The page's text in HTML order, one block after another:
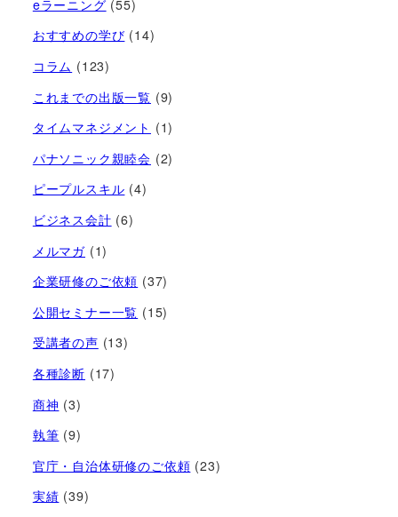
eラーニング (55)
おすすめの学び (14)
コラム (123)
これまでの出版一覧 (9)
タイムマネジメント (1)
パナソニック親睦会 (2)
ピープルスキル (4)
ビジネス会計 (6)
メルマガ (1)
企業研修のご依頼 (37)
公開セミナー一覧 (15)
受講者の声 (13)
各種診断 (17)
商神 (3)
執筆 (9)
官庁・自治体研修のご依頼 (23)
実績 (39)